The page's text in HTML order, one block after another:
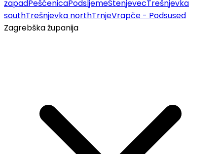
zapadPešćenicaPodsljemeStenjevecTrešnjevka
southTrešnjevka northTrnjeVrapče - Podsused
Zagrebška županija